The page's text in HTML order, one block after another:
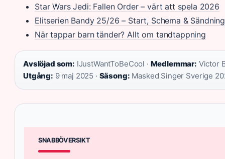
Star Wars Jedi: Fallen Order – värt att spela 2026
Elitserien Bandy 25/26 – Start, Schema &
När tappar barn tänder? Allt om tandtappning
Avslöjad som: IJustWantToBeCool · Medlemmar: Victor
Utgång: 9 maj 2025 · Säsong: Masked Singer Sverige
SNABBÖVERSIKT